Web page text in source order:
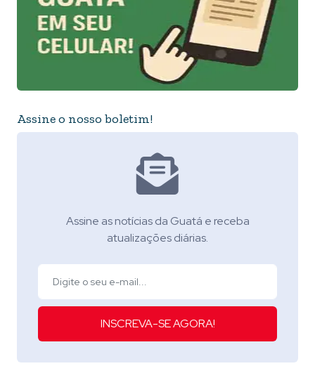
Assine o nosso boletim!
Assine as notícias da Guatá e receba
atualizações diárias.
INSCREVA-SE AGORA!